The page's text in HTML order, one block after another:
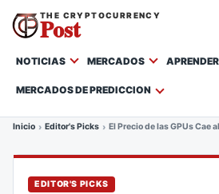
THE CRYPTOCURRENCY
Post
NOTICIAS MERCADOS APRENDER
MERCADOS DE PREDICCION
Inicio Editor's Picks El Precio de las GPUs Cae
EDITOR'S PICKS